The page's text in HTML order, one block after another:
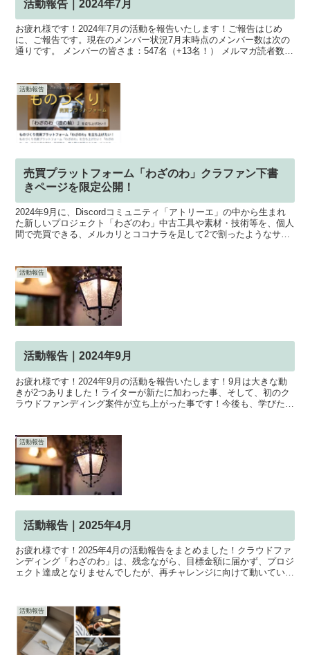
活動報告｜2024年7月
お疲れ様です！2024年7月の活動を報告いたします！ご報告はじめ
に、ご報告です。現在のメンバー状況7月末時点のメンバー数は次の
通りです。 メンバーの皆さま：547名（+13名！） メルマガ読者数：
活動報告
売買プラットフォーム「わざのわ」クラファン下書
きページを限定公開！
2024年9月に、Discordコミュニティ「アトリーエ」の中から生まれ
た新しいプロジェクト「わざのわ」中古工具や素材・技術等を、個人
間で売買できる、メルカリとココナラを足して2で割ったようなサー
活動報告
活動報告｜2024年9月
お疲れ様です！2024年9月の活動を報告いたします！9月は大きな動
きが2つありました！ライターが新たに加わった事、そして、初のク
ラウドファンディング案件が立ち上がった事です！今後も、学びたい
活動報告
活動報告｜2025年4月
お疲れ様です！2025年4月の活動報告をまとめました！クラウドファ
ンディング「わざのわ」は、残念ながら、目標金額に届かず、プロジ
ェクト達成となりませんでしたが、再チャレンジに向けて動いていま
活動報告